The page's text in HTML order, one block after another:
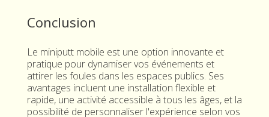
Conclusion
Le miniputt mobile est une option innovante et
pratique pour dynamiser vos événements et
attirer les foules dans les espaces publics. Ses
avantages incluent une installation flexible et
rapide, une activité accessible à tous les âges, et la
possibilité de personnaliser l'expérience selon vos